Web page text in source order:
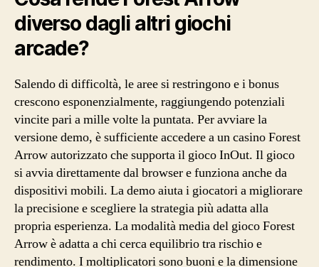
diverso dagli altri giochi
arcade?
Salendo di difficoltà, le aree si restringono e i bonus
crescono esponenzialmente, raggiungendo potenziali
vincite pari a mille volte la puntata. Per avviare la
versione demo, è sufficiente accedere a un casino Forest
Arrow autorizzato che supporta il gioco InOut. Il gioco
si avvia direttamente dal browser e funziona anche da
dispositivi mobili. La demo aiuta i giocatori a migliorare
la precisione e scegliere la strategia più adatta alla
propria esperienza. La modalità media del gioco Forest
Arrow è adatta a chi cerca equilibrio tra rischio e
rendimento. I moltiplicatori sono buoni e la dimensione